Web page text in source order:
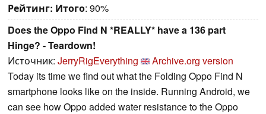
Рейтинг: Итого: 90%
Does the Oppo Find N *REALLY* have a 136 part
Hinge? - Teardown!
Источник: JerryRigEverything
Archive.org version
Today its time we find out what the Folding Oppo Find N
smartphone looks like on the inside. Running Android, we
can see how Oppo added water resistance to the Oppo